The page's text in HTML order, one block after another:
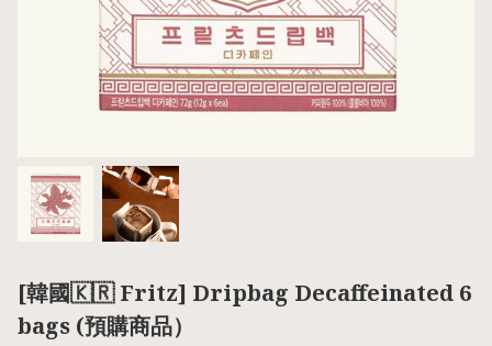
[韓國🇰🇷 Fritz] Dripbag Decaffeinated 6
bags (預購商品）